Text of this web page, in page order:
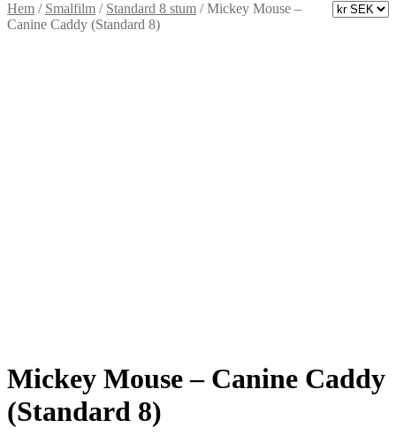
Hem / Smalfilm / Standard 8 stum /Mickey Mouse –
Canine Caddy (Standard 8)
Mickey Mouse – Canine Caddy
(Standard 8)